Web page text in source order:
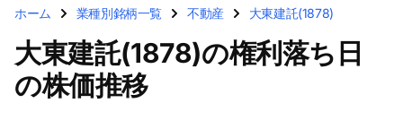
ホーム 業種別銘柄一覧 不動産 大東建託(1878)
大東建託(1878)の権利落ち日
の株価推移